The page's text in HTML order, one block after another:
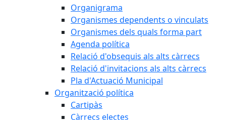
Organigrama
Organismes dependents o vinculats
Organismes dels quals forma part
Agenda política
Relació d'obsequis als alts càrrecs
Relació d'invitacions als alts càrrecs
Pla d'Actuació Municipal
Organització política
Cartipàs
Càrrecs electes